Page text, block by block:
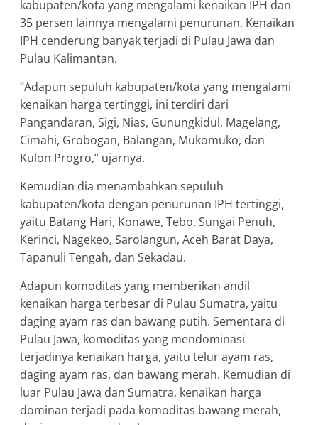
kabupaten/kota yang mengalami kenaikan IPH dan
35 persen lainnya mengalami penurunan. Kenaikan
IPH cenderung banyak terjadi di Pulau Jawa dan
Pulau Kalimantan.
“Adapun sepuluh kabupaten/kota yang mengalami
kenaikan harga tertinggi, ini terdiri dari
Pangandaran, Sigi, Nias, Gunungkidul, Magelang,
Cimahi, Grobogan, Balangan, Mukomuko, dan
Kulon Progro,” ujarnya.
Kemudian dia menambahkan sepuluh
kabupaten/kota dengan penurunan IPH tertinggi,
yaitu Batang Hari, Konawe, Tebo, Sungai Penuh,
Kerinci, Nagekeo, Sarolangun, Aceh Barat Daya,
Tapanuli Tengah, dan Sekadau.
Adapun komoditas yang memberikan andil
kenaikan harga terbesar di Pulau Sumatra, yaitu
daging ayam ras dan bawang putih. Sementara di
Pulau Jawa, komoditas yang mendominasi
terjadinya kenaikan harga, yaitu telur ayam ras,
daging ayam ras, dan bawang merah. Kemudian di
luar Pulau Jawa dan Sumatra, kenaikan harga
dominan terjadi pada komoditas bawang merah,